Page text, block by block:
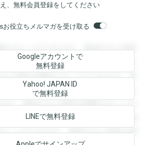
、無料会員登録をしてください
お役立ちメルマガを受け取る
することができます。登録すると回答
ます。登録すると回答を閲覧すること
と回答を閲覧することができます。登
ることができます。登録すると回答を
す。登録すると回答を閲覧することが
回答を閲覧することができます。登録
ことができます。登録すると回答を閲
Googleアカウントで
無料登録
Yahoo! JAPAN ID
で無料登録
LINEで無料登録